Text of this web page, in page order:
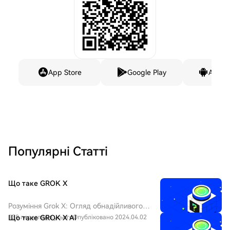
App Store Google Play
Популярні Статті
Що таке GROK X
Розуміння Grok X: Огляд обнадійливого
криптопроекту Вступ до Grok X, $GROK
138 переглядів усьогоОпубліковано 2024.04.02
Що таке GROK X AI